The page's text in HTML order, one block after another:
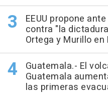
EEUU propone
contra "la
Ortega y Murillo
Guatemala.- El
Guatemala
las primeras